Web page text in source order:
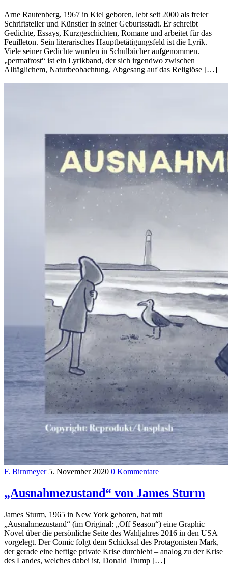
Arne Rautenberg, 1967 in Kiel geboren, lebt seit 2000 als freier
Schriftsteller und Künstler in seiner Geburtsstadt. Er schreibt
Gedichte, Essays, Kurzgeschichten, Romane und arbeitet für das
Feuilleton. Sein literarisches Hauptbetätigungsfeld ist die Lyrik.
Viele seiner Gedichte wurden in Schulbücher aufgenommen.
„permafrost“ ist ein Lyrikband, der sich irgendwo zwischen
Alltäglichem, Naturbeobachtung, Abgesang auf das Religiöse […]
F. Birnmeyer 5. November 2020 0 Kommentare
„Ausnahmezustand“ von James Sturm
James Sturm, 1965 in New York geboren, hat mit
„Ausnahmezustand“ (im Original: „Off Season“) eine Graphic
Novel über die persönliche Seite des Wahljahres 2016 in den USA
vorgelegt. Der Comic folgt dem Schicksal des Protagonisten Mark,
der gerade eine heftige private Krise durchlebt – analog zu der Krise
des Landes, welches dabei ist, Donald Trump […]